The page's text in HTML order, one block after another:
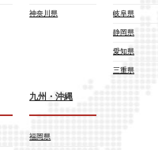
神奈川県 岐阜県
静岡県
愛知県
三重県
九州・沖縄
福岡県